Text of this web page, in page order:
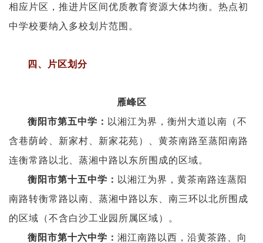
相应片区，推进片区间优质教育资源大体均衡。热点初
中学校要纳入多校划片范围。
四、片区划分
雁峰区
衡阳市第五中学： 以湘江为界，衡州大道以南（不
含巷荫岭、新家村、新家花苑）、黄茶南路至蒸阳南路
连衡常路以北、蒸湘中路以东所围成的区域。
衡阳市第十五中学： 以湘江为界，黄茶南路连蒸阳
南路转衡常路以南、蒸湘中路以东、南三环以北所围成
的区域（不含白沙工业园所属区域）。
衡阳市第十六中学： 湘江南路以西，沿黄茶路、向